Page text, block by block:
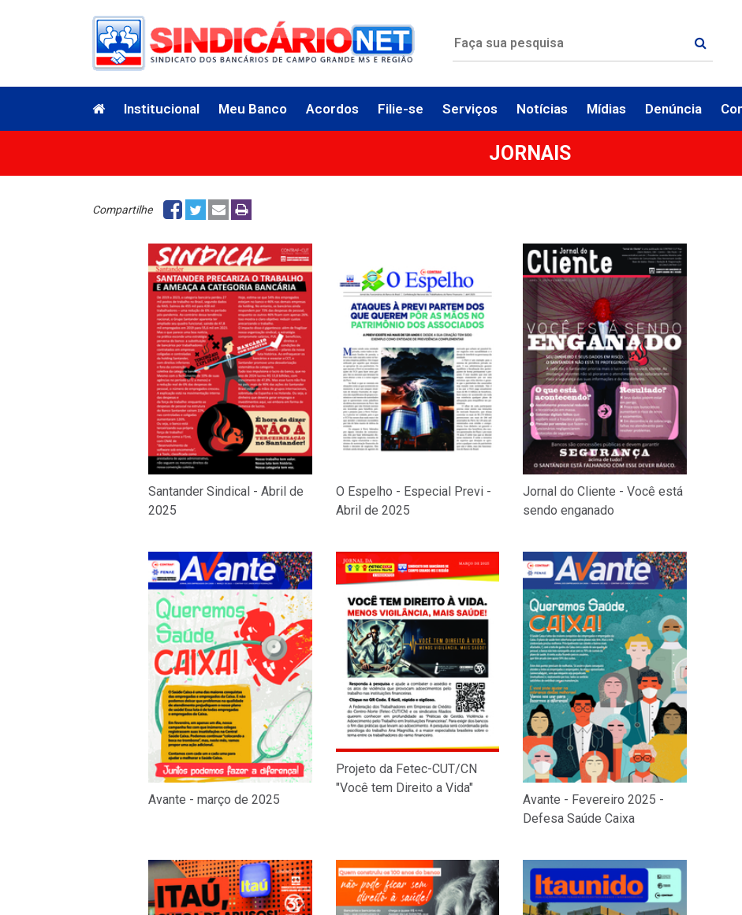
Institucional Meu Banco Acordos Filie-se Serviços Notícias Mídias Denúncia
JORNAIS
Compartilhe
Santander Sindical - Abril de
2025
O Espelho - Especial Previ -
Abril de 2025
Jornal do Cliente - Você está
sendo enganado
Avante - março de 2025
Projeto da Fetec-CUT/CN
"Você tem Direito a Vida"
Avante - Fevereiro 2025 -
Defesa Saúde Caixa